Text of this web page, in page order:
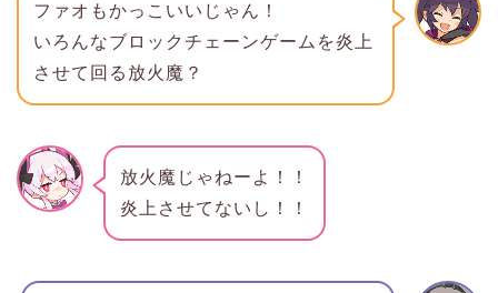
ファオもかっこいいじゃん！
いろんなブロックチェーンゲームを炎上
させて回る放火魔？
放火魔じゃねーよ！！
炎上させてないし！！